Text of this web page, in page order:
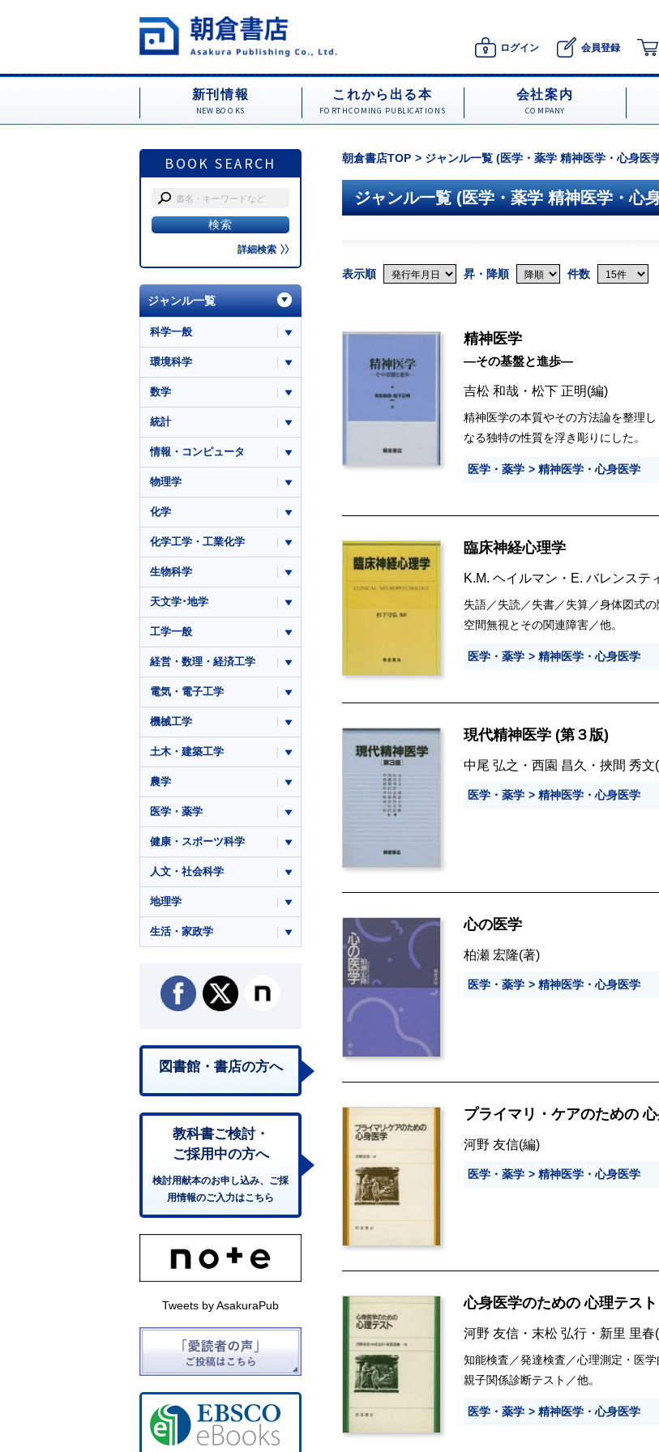
ログイン 会員登録
新刊情報
NEW BOOKS
これから出る本
FORTHCOMING PUBLICATIONS
会社案内
COMPANY
BOOK SEARCH
詳細検索
朝倉書店TOP ジャンル一覧 (医学・薬学 精神医学・心身医
ジャンル一覧 (医学・薬学 精神医学・心
表示順 昇・降順 件数
精神医学
―その基盤と進歩―
吉松 和哉 ・ 松下 正明(編)
精神医学の本質やその方法論を整理
なる独特の性質を浮き彫りにした。
医学・薬学 精神医学・心身医学
臨床神経心理学
K.M. ヘイルマン ・ E. バレンステ
失語／失読／失書／失算／身体図式
空間無視とその関連障害／他。
医学・薬学 精神医学・心身医学
現代精神医学 (第３版)
中尾 弘之 ・ 西園 昌久 ・ 挾間 秀文
医学・薬学 精神医学・心身医学
心の医学
柏瀬 宏隆(著)
医学・薬学 精神医学・心身医学
プライマリ・ケアのための
河野 友信(編)
医学・薬学 精神医学・心身医学
心身医学のための 心理テスト
河野 友信 ・ 末松 弘行 ・ 新里 里春
知能検査／発達検査／心理測定・医
親子関係診断テスト／他。
医学・薬学 精神医学・心身医学
ジャンル一覧
科学一般
環境科学
数学
統計
情報・コンピュータ
物理学
化学
化学工学・工業化学
生物科学
天文学･地学
工学一般
経営・数理・経済工学
電気・電子工学
機械工学
土木・建築工学
農学
医学・薬学
健康・スポーツ科学
人文・社会科学
地理学
生活・家政学
図書館・書店の方へ
教科書ご検討・
ご採用中の方へ
検討用献本のお申し込み、ご採
用情報のご入力はこちら
Tweets by AsakuraPub